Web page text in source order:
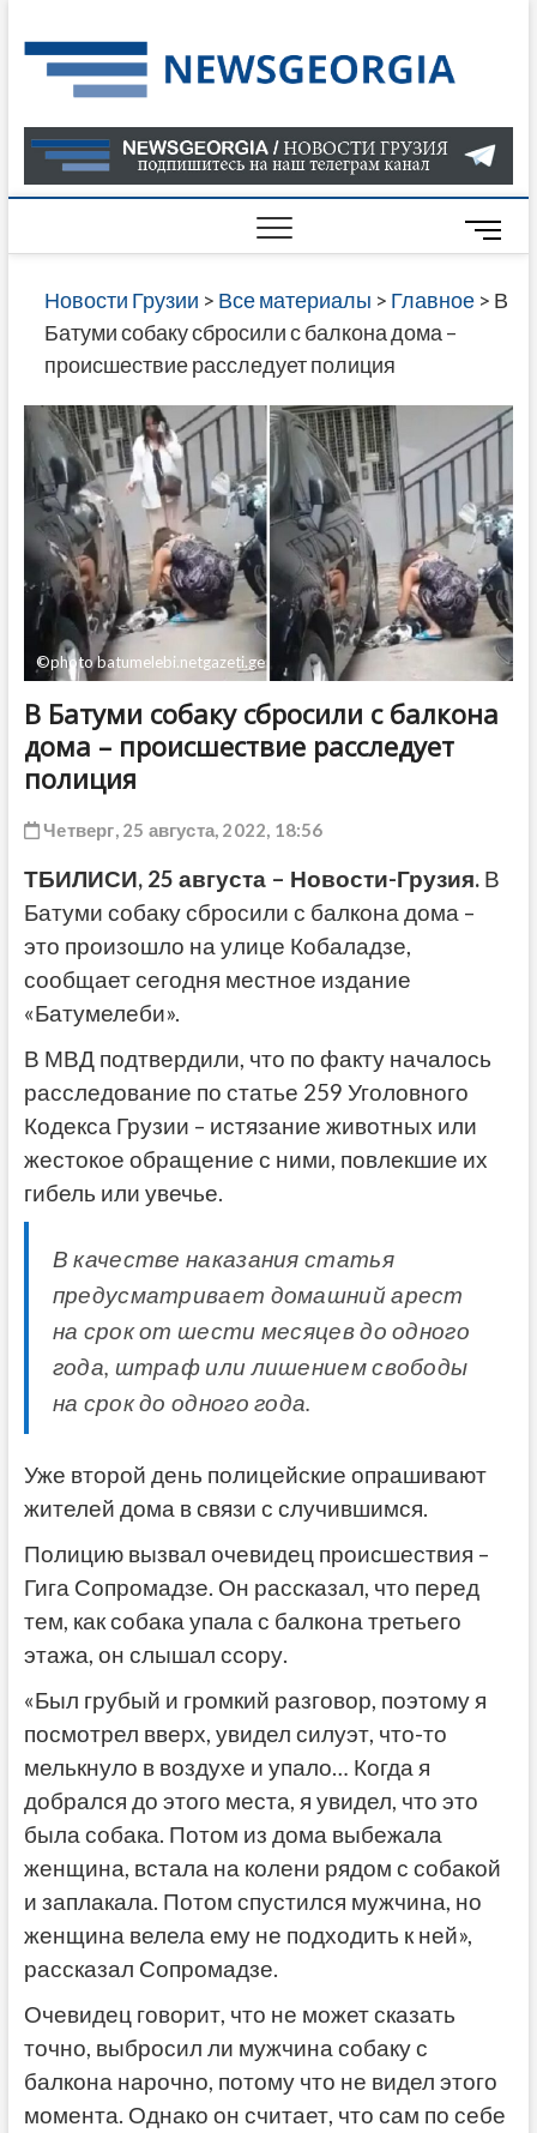
to
content
О
В
ГРУЗИИ
САЙТЕ
M
e
n
t
t
n
Новости Грузии > Все материалы > Главное> В
Батуми собаку сбросили с балкона дома –
происшествие расследует полиция
©photo batumelebi.netgazeti.ge
В Батуми собаку сбросили с балкона
дома – происшествие расследует
полиция
Четверг, 25 августа, 2022, 18:56
ТБИЛИСИ, 25 августа – Новости-Грузия. В
Батуми собаку сбросили с балкона дома –
это произошло на улице Кобаладзе,
сообщает сегодня местное издание
«Батумелеби».
В МВД подтвердили, что по факту началось
расследование по статье 259 Уголовного
Кодекса Грузии – истязание животных или
жестокое обращение с ними, повлекшие их
гибель или увечье.
В качестве наказания статья
предусматривает домашний арест
на срок от шести месяцев до одного
года, штраф или лишением свободы
на срок до одного года.
Уже второй день полицейские опрашивают
жителей дома в связи с случившимся.
Полицию вызвал очевидец происшествия –
Гига Сопромадзе. Он рассказал, что перед
тем, как собака упала с балкона третьего
этажа, он слышал ссору.
«Был грубый и громкий разговор, поэтому я
посмотрел вверх, увидел силуэт, что-то
мелькнуло в воздухе и упало… Когда я
добрался до этого места, я увидел, что это
была собака. Потом из дома выбежала
женщина, встала на колени рядом с собакой
и заплакала. Потом спустился мужчина, но
женщина велела ему не подходить к ней»,
рассказал Сопромадзе.
Очевидец говорит, что не может сказать
точно, выбросил ли мужчина собаку с
балкона нарочно, потому что не видел этого
момента. Однако он считает, что сам по себе